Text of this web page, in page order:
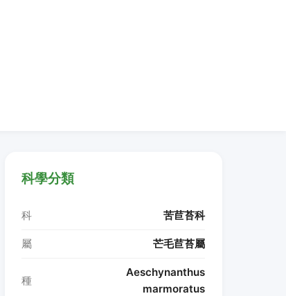
科學分類
科 苦苣苔科
屬 芒毛苣苔屬
種
Aeschynanthus
marmoratus